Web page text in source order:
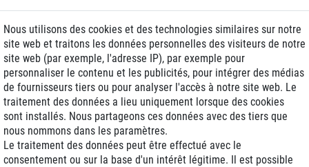
l’extraction ou le stockage d’informations sur le terminal utilisé,
uniquement si vous nous avez donné votre consentement express à
cette fin conformément à l’art. 6 al. 1 point a RGPD. Vous pouvez
retirer à tout moment le consentement que vous avez accordé,
avec effet ultérieur, en désactivant ce service dans l’« outil de
consentement aux cookies » à votre disposition sur le site.
Nous avons conclu avec le fournisseur un contrat de sous-traitance
qui assure la protection des données personnelles des visiteurs de
notre site et interdit toute transmission non autorisée à des tiers.
Nous utilisons des cookies et des technologies similaires sur notre
site web et traitons les données personnelles des visiteurs de notre
site web (par exemple, l'adresse IP), par exemple pour
personnaliser le contenu et les publicités, pour intégrer des médias
de fournisseurs tiers ou pour analyser l'accès à notre site web. Le
traitement des données a lieu uniquement lorsque des cookies
sont installés. Nous partageons ces données avec des tiers que
nous nommons dans les paramètres.
Le traitement des données peut être effectué avec le
consentement ou sur la base d'un intérêt légitime. Il est possible